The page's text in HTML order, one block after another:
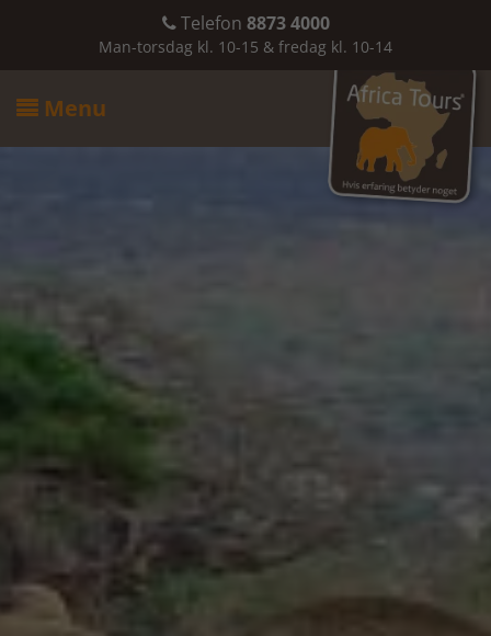
Telefon 8873 4000
Man-torsdag kl. 10-15 & fredag kl. 10-14
 Menu